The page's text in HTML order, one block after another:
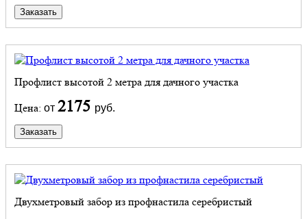
Заказать
Профлист высотой 2 метра для дачного участка
Цена: от 2175 руб.
Заказать
Двухметровый забор из профнастила серебристый